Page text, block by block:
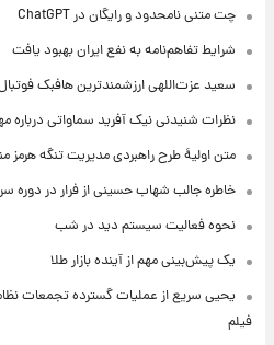
چت متنی نامحدود و رایگان در ChatGPT
شرایط تفاهم‌نامه به نفع ایران بهبود یافت
سعید عزت‌اللهی ارزشمندترین هافبک
نظرات شنیدنی نیک آفرید سماواتی درباره
متن اولیۀ طرح راهبردی مدیریت تنگه هرمز
خاطره جالب شهاب حسینی از فرار در دوره
نحوه فعالیت سیستم دید در شب
یک پیش‌بینی مهم از آینده بازار طلا
یحیی سریع از عملیات گسترده تجمعات
فیلم